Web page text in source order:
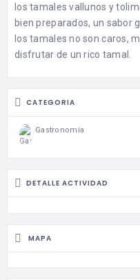
los tamales vallunos y
bien preparados, un sabor
los tamales no son caros,
disfrutar de un rico tamal.
CATEGORIA
Gastronomía
DETALLE ACTIVIDAD
MAPA